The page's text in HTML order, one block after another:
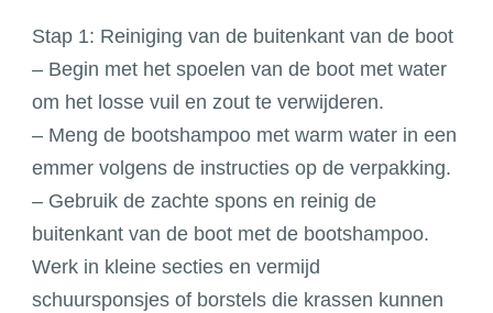
Stap 1: Reiniging van de buitenkant van de boot
– Begin met het spoelen van de boot met water
om het losse vuil en zout te verwijderen.
– Meng de bootshampoo met warm water in een
emmer volgens de instructies op de verpakking.
– Gebruik de zachte spons en reinig de
buitenkant van de boot met de bootshampoo.
Werk in kleine secties en vermijd
schuursponsjes of borstels die krassen kunnen